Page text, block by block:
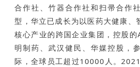
合作社、竹器合作社和扫帚合作
型，华立已成长为以医药大健康、
核心产业的跨国企业集团，控股
明制药、武汉健民、华媒控股，
际，全球员工超过10000人。